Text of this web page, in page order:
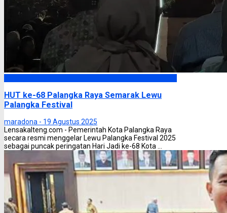
HUT ke-68 Palangka Raya Semarak Lewu
Palangka Festival
maradona - 19 Agustus 2025
Lensakalteng.com - Pemerintah Kota Palangka Raya
secara resmi menggelar Lewu Palangka Festival 2025
sebagai puncak peringatan Hari Jadi ke-68 Kota ...